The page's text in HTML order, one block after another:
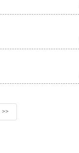
>>